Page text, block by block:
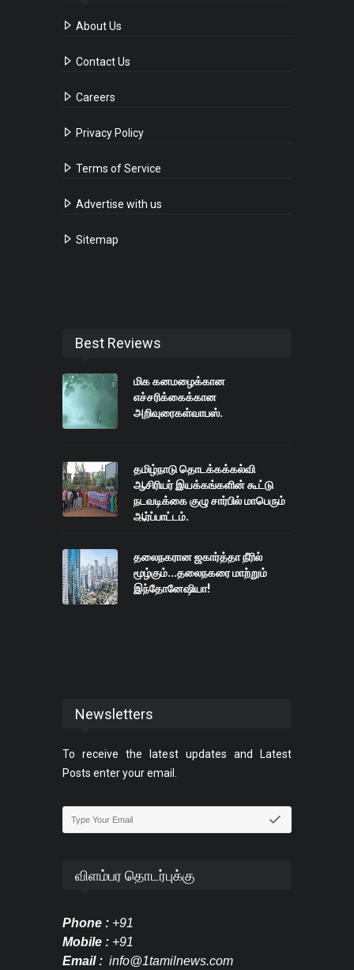
About Us
Contact Us
Careers
Privacy Policy
Terms of Service
Advertise with us
Sitemap
Best Reviews
மிக கனமழைக்கான
எச்சரிக்கைக்கான
அறிவுரைகள்வாபஸ்.
தமிழ்நாடு தொடக்கக்கல்வி
ஆசிரியர் இயக்கங்களின் கூட்டு
நடவடிக்கை குழு சார்பில் மாபெரும்
ஆர்ப்பாட்டம்.
தலைநகரான ஜகார்த்தா நீரில்
மூழ்கும்...தலைநகரை மாற்றும்
இந்தோனேஷியா!
Newsletters
To receive the latest updates and Latest
Posts enter your email.
விளம்பர தொடர்புக்கு
Phone : +91
Mobile : +91
Email : info@1tamilnews.com